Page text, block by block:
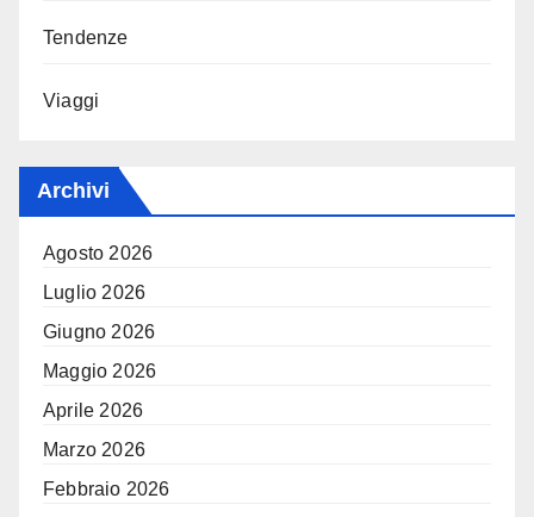
Tendenze
Viaggi
Archivi
Agosto 2026
Luglio 2026
Giugno 2026
Maggio 2026
Aprile 2026
Marzo 2026
Febbraio 2026